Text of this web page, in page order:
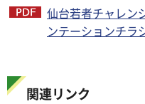
仙台若者チャレン
ンテーションチラ
関連リンク